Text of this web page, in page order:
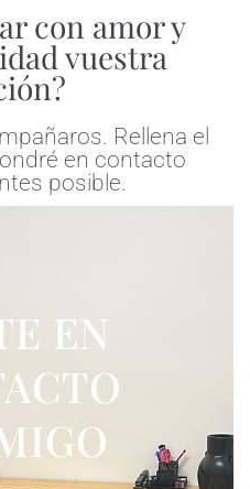
con amor y
vuestra
Rellena el
en contacto
posible.
EN